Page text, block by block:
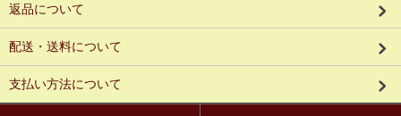
返品について
配送・送料について
支払い方法について